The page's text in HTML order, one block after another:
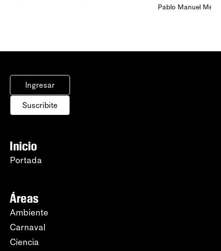
Pablo Manuel
Ingresar
Suscribite
Inicio
Portada
Áreas
Ambiente
Carnaval
Ciencia